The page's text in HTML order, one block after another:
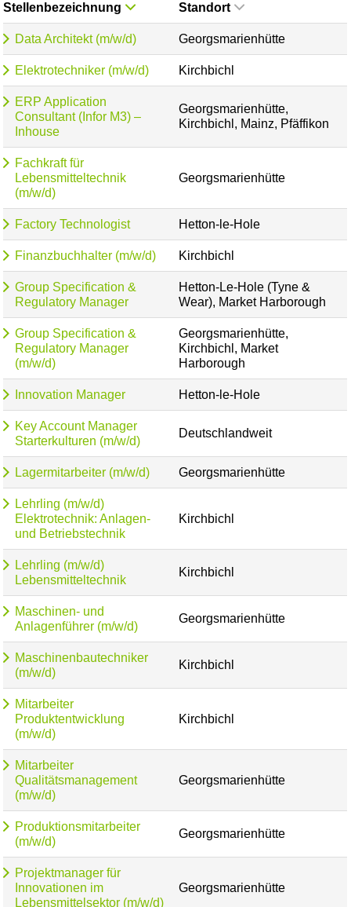
Stellenbezeichnung Standort
Data Architekt (m/w/d) Georgsmarienhütte
Elektrotechniker (m/w/d) Kirchbichl
ERP Application
Consultant (Infor M3) –
Inhouse
Georgsmarienhütte,
Kirchbichl, Mainz, Pfäffikon
Fachkraft für
Lebensmitteltechnik
(m/w/d)
Georgsmarienhütte
Factory Technologist Hetton-le-Hole
Finanzbuchhalter (m/w/d) Kirchbichl
Group Specification &
Regulatory Manager
Hetton-Le-Hole (Tyne &
Wear), Market Harborough
Group Specification &
Regulatory Manager
(m/w/d)
Georgsmarienhütte,
Kirchbichl, Market
Harborough
Innovation Manager Hetton-le-Hole
Key Account Manager
Starterkulturen (m/w/d)
Deutschlandweit
Lagermitarbeiter (m/w/d) Georgsmarienhütte
Lehrling (m/w/d)
Elektrotechnik: Anlagen-
und Betriebstechnik
Kirchbichl
Lehrling (m/w/d)
Lebensmitteltechnik
Kirchbichl
Maschinen- und
Anlagenführer (m/w/d)
Georgsmarienhütte
Maschinenbautechniker
(m/w/d)
Kirchbichl
Mitarbeiter
Produktentwicklung
(m/w/d)
Kirchbichl
Mitarbeiter
Qualitätsmanagement
(m/w/d)
Georgsmarienhütte
Produktionsmitarbeiter
(m/w/d)
Georgsmarienhütte
Projektmanager für
Innovationen im
Lebensmittelsektor (m/w/d)
Georgsmarienhütte